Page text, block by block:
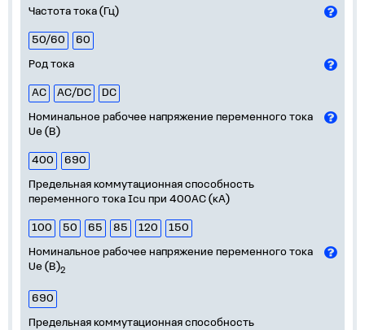
Частота тока (Гц)
50/60
60
Род тока
AC AC/DC
DC
Номинальное рабочее напряжение переменного тока
Ue (В)
400
690
Предельная коммутационная способность
переменного тока Icu при 400АС (кА)
100 50 65 85 120
150
Номинальное рабочее напряжение переменного тока
Ue (В)2
690
Предельная коммутационная способность